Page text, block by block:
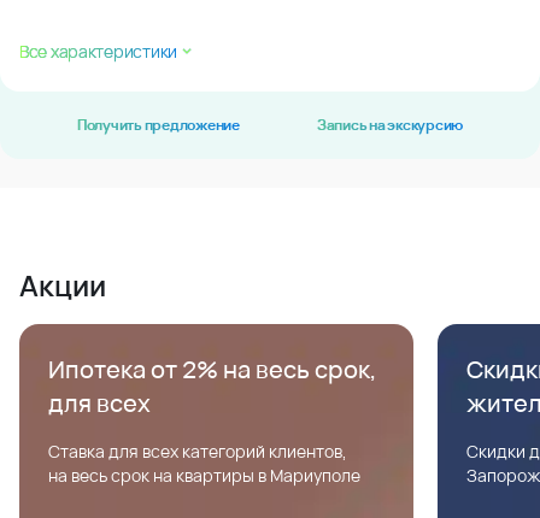
Все характеристики
Получить предложение Запись на экскурсию
Акции
Ипотека от 2% на весь срок,
для всех
Ставка для всех категорий клиентов,
на весь срок на квартиры в Мариуполе
Скидки